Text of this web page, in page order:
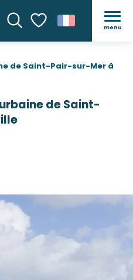
Recherche
Voir les favoris
menu
de Saint-Pair-sur-Mer à
de Saint-